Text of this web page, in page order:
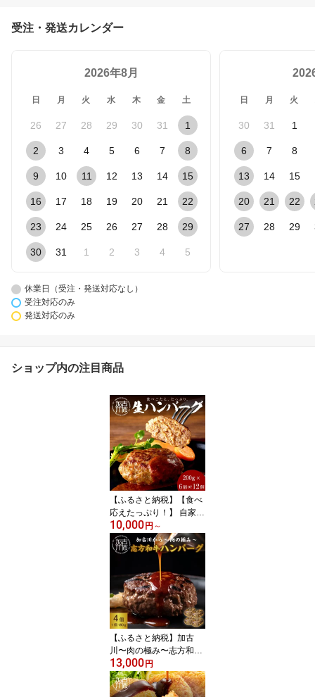
受注・発送カレンダー
2026年8月
日 月 火 水 木 金 土
26 27 28 29 30 31 1
2 3 4 5 6 7 8
9 10 11 12 13 14 15
16 17 18 19 20 21 22
23 24 25 26 27 28 29
30 31 1 2 3 4 5
日 月 火
30 31 1
6 7 8
13 14 15
20 21 22
27 28 29
休業日（受注・発送対応なし）
受注対応のみ
発送対応のみ
ショップ内の注目商品
【ふるさと納税】【食べ
応えたっぷり！】 自家製
生ハンバーグ200g 6個 1
2個 《 惣菜 ハンバーグ
肉 小分け 簡単調理 冷凍
焼くだけ 加古川市 グル
メ 自家製 牛ミンチ おす
すめ プレゼント お取り
寄せ 選べる 》
10,000円 ～
【ふるさと納税】加古
川〜肉の極み〜志方和牛
ハンバーグ 《 志方和牛
和牛 和牛ハンバーグ ハ
ンバーグ 総菜 おかず 調
13,000円